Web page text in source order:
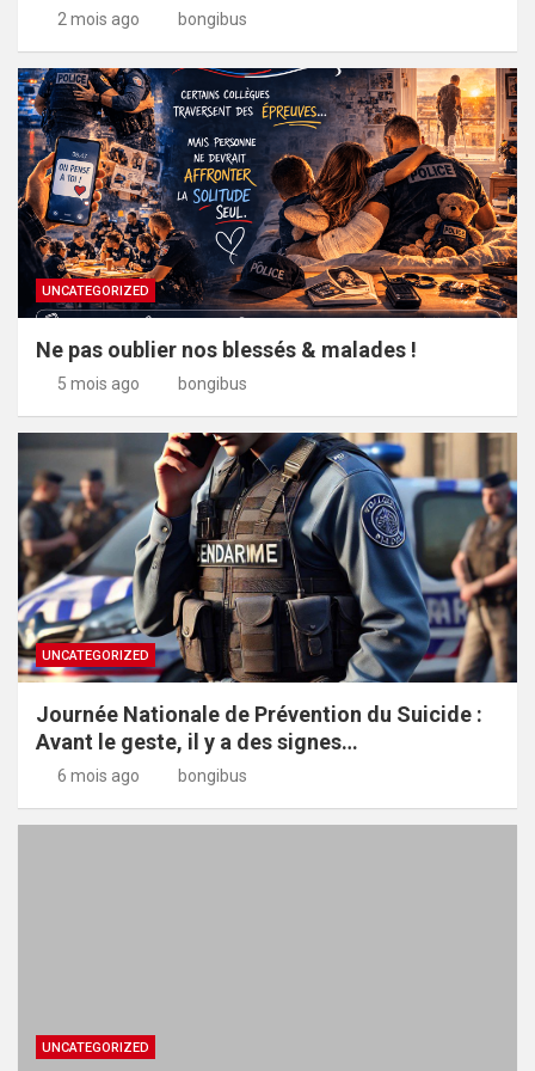
2 mois ago bongibus
UNCATEGORIZED
Ne pas oublier nos blessés & malades !
5 mois ago bongibus
UNCATEGORIZED
Journée Nationale de Prévention du Suicide :
Avant le geste, il y a des signes…
6 mois ago bongibus
UNCATEGORIZED